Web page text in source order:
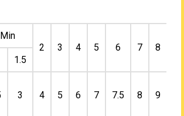
Min
2
3 4 5 6 7 8
1.5
3 4 5 6 7 7.5 8 9